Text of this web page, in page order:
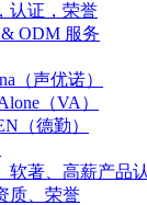
认证，荣誉
ODM 服务
（声优诺）
（VA）
（德勤）
软著、高薪产品
质、荣誉